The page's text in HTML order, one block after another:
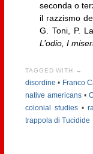
seconda o
il razzismo
G. Toni, P.
L’odio, I
TAGGED WITH →
disordine • Franco
native americans•
colonial studies•
trappola di Tucidide